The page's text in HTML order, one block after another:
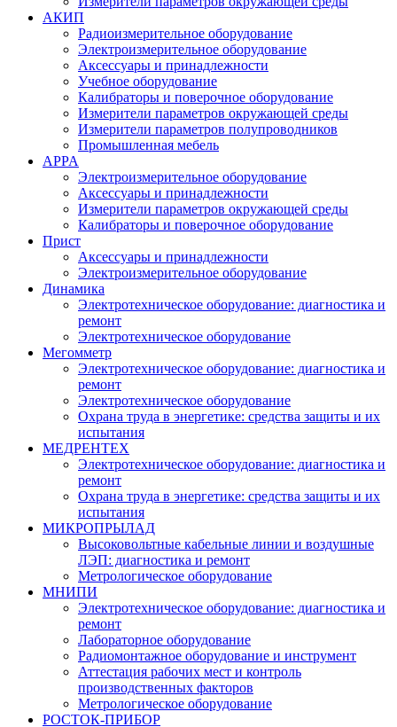
АКИП
Радиоизмерительное оборудование
Электроизмерительное оборудование
Аксессуары и принадлежности
Учебное оборудование
Калибраторы и поверочное оборудование
Измерители параметров окружающей среды
Измерители параметров полупроводников
Промышленная мебель
APPA
Электроизмерительное оборудование
Аксессуары и принадлежности
Измерители параметров окружающей среды
Калибраторы и поверочное оборудование
Прист
Аксессуары и принадлежности
Электроизмерительное оборудование
Динамика
Электротехническое оборудование: диагностика и
ремонт
Электротехническое оборудование
Мегомметр
Электротехническое оборудование: диагностика и
ремонт
Электротехническое оборудование
Охрана труда в энергетике: средства защиты и их
испытания
МЕДРЕНТЕХ
Электротехническое оборудование: диагностика и
ремонт
Охрана труда в энергетике: средства защиты и их
испытания
МИКРОПРЫЛАД
Высоковольтные кабельные линии и воздушные
ЛЭП: диагностика и ремонт
Метрологическое оборудование
МНИПИ
Электротехническое оборудование: диагностика и
ремонт
Лабораторное оборудование
Радиомонтажное оборудование и инструмент
Аттестация рабочих мест и контроль
производственных факторов
Метрологическое оборудование
РОСТОК-ПРИБОР